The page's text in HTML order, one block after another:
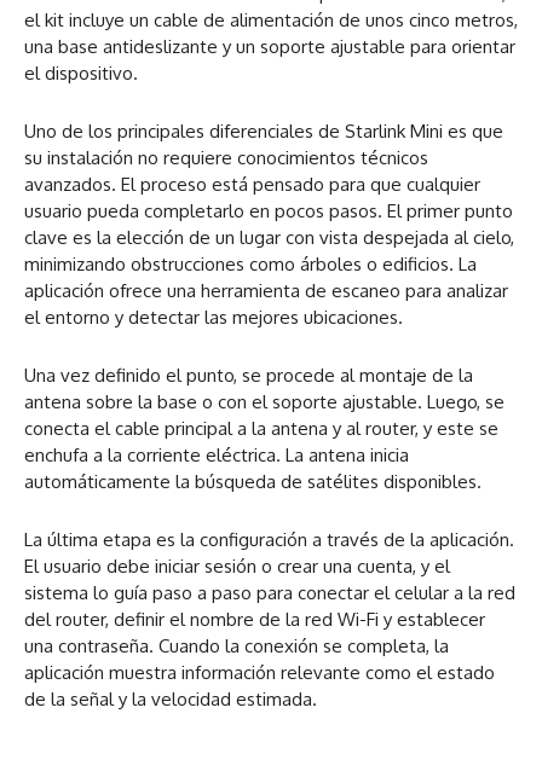
el kit incluye un cable de alimentación de unos cinco metros,
una base antideslizante y un soporte ajustable para orientar
el dispositivo.
Uno de los principales diferenciales de Starlink Mini es que
su instalación no requiere conocimientos técnicos
avanzados. El proceso está pensado para que cualquier
usuario pueda completarlo en pocos pasos. El primer punto
clave es la elección de un lugar con vista despejada al cielo,
minimizando obstrucciones como árboles o edificios. La
aplicación ofrece una herramienta de escaneo para analizar
el entorno y detectar las mejores ubicaciones.
Una vez definido el punto, se procede al montaje de la
antena sobre la base o con el soporte ajustable. Luego, se
conecta el cable principal a la antena y al router, y este se
enchufa a la corriente eléctrica. La antena inicia
automáticamente la búsqueda de satélites disponibles.
La última etapa es la configuración a través de la aplicación.
El usuario debe iniciar sesión o crear una cuenta, y el
sistema lo guía paso a paso para conectar el celular a la red
del router, definir el nombre de la red Wi-Fi y establecer
una contraseña. Cuando la conexión se completa, la
aplicación muestra información relevante como el estado
de la señal y la velocidad estimada.